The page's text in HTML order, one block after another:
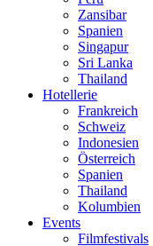
Zansibar
Spanien
Singapur
Sri Lanka
Thailand
Hotellerie
Frankreich
Schweiz
Indonesien
Österreich
Spanien
Thailand
Kolumbien
Events
Filmfestivals